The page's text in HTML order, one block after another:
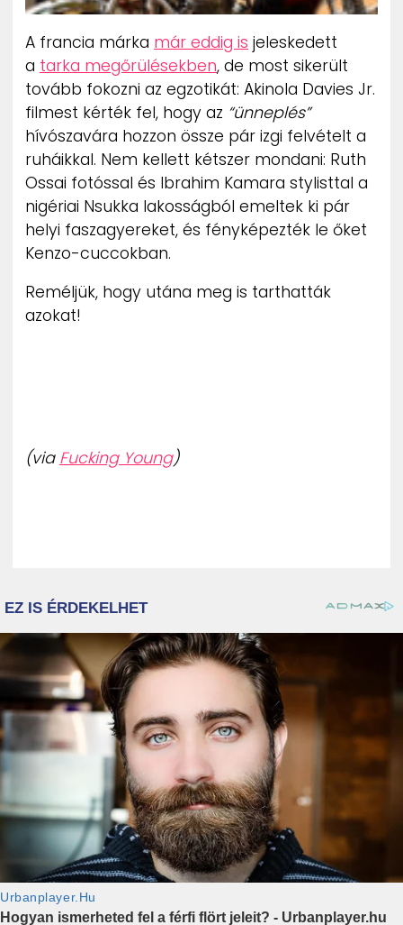
A francia márka már eddig is jeleskedett
a tarka megőrülésekben, de most sikerült
tovább fokozni az egzotikát: Akinola Davies Jr.
filmest kérték fel, hogy az “ünneplés”
hívószavára hozzon össze pár izgi felvételt a
ruháikkal. Nem kellett kétszer mondani: Ruth
Ossai fotóssal és Ibrahim Kamara stylisttal a
nigériai Nsukka lakosságból emeltek ki pár
helyi faszagyereket, és fényképezték le őket
Kenzo-cuccokban.
Reméljük, hogy utána meg is tarthatták
azokat!
(via Fucking Young)